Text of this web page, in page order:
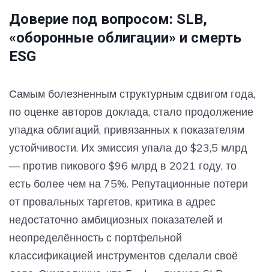
Доверие под вопросом: SLB,
«оборонные облигации» и смерть
ESG
Самым болезненным структурным сдвигом года,
по оценке авторов доклада, стало продолжение
упадка облигаций, привязанных к показателям
устойчивости. Их эмиссия упала до $23,5 млрд
— против пикового $96 млрд в 2021 году, то
есть более чем на 75%. Репутационные потери
от провальных таргетов, критика в адрес
недостаточно амбициозных показателей и
неопределённость с портфельной
классификацией инструментов сделали своё